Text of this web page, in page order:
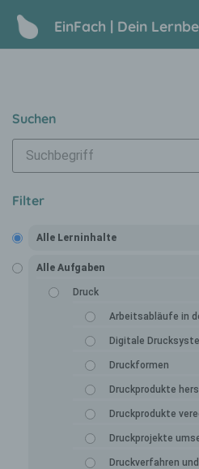
EinFach | Dein
Suchen
Filter
Alle Lerninhalte
Alle Aufgaben
Druck
Arbeitsabläufe in
Digitale
Druckformen
Druckprodukte
Druckprodukte
Druckprojekte
Druckverfahren